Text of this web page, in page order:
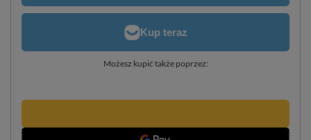
Możesz kupić także poprzez: